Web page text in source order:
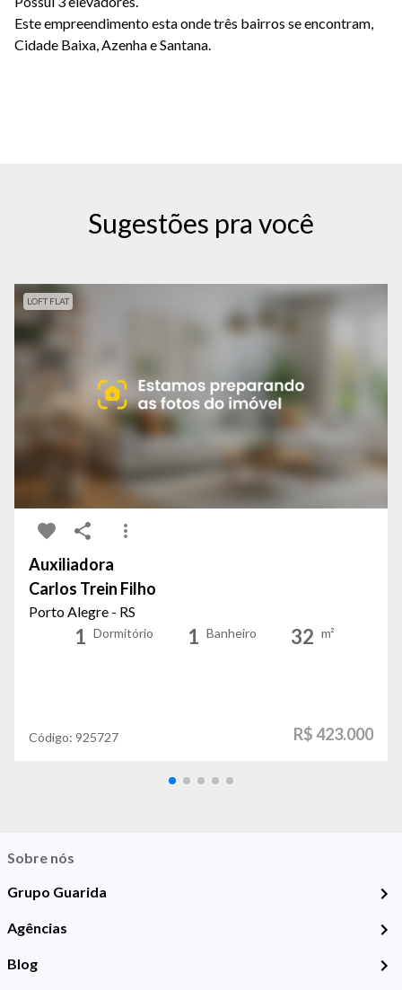
Este empreendimento esta onde três bairros se encontram,
Cidade Baixa, Azenha e Santana.
Sugestões pra você
LOFT FLAT
Auxiliadora
Carlos Trein Filho
Porto Alegre - RS
1 Dormitório 1 Banheiro 32 m²
Código: 925727 R$ 423.000
Sobre nós
Grupo Guarida
Agências
Blog